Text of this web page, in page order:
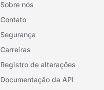
Sobre nós
Contato
Segurança
Carreiras
Registro de alterações
Documentação da API